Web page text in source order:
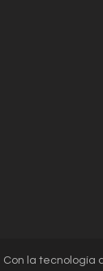
Con la tecnología